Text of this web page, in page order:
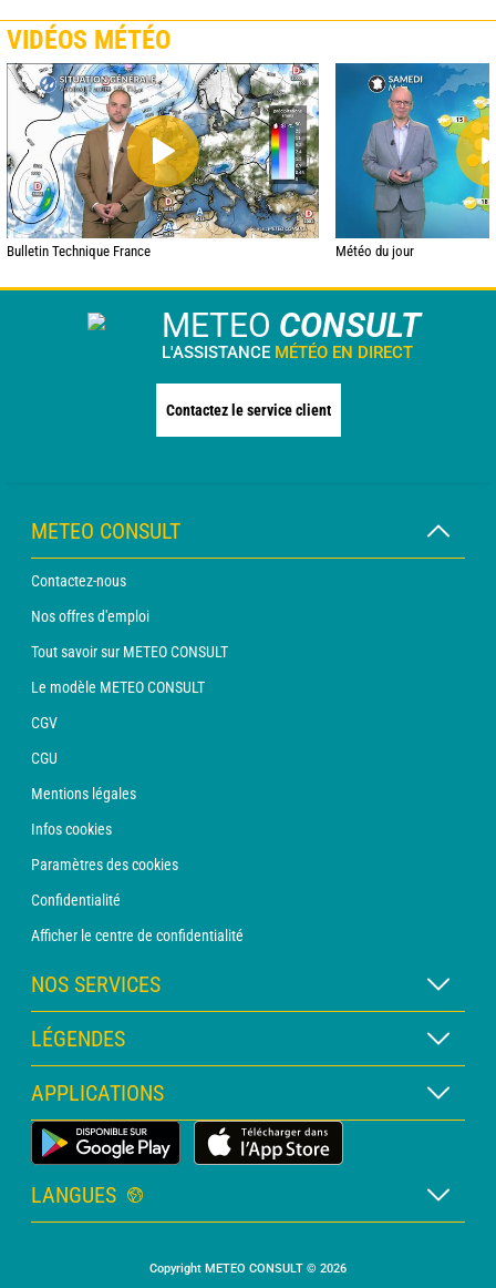
VIDÉOS MÉTÉO
Bulletin Technique France Météo du jour
METEO CONSULT
L'ASSISTANCE MÉTÉO EN DIRECT
Contactez le service client
METEO CONSULT
Contactez-nous
Nos offres d'emploi
Tout savoir sur METEO CONSULT
Le modèle METEO CONSULT
CGV
CGU
Mentions légales
Infos cookies
Paramètres des cookies
Confidentialité
Afficher le centre de confidentialité
NOS SERVICES
Abonnement METEO Xpert
Abonnement METEO PRO
Consultation avec un prévisionniste
Bulletin PRO
LÉGENDES
Légende des cartes
Légende des pictogrammes
Glossaire
APPLICATIONS
Application Météo Terrestre
LANGUES
Copyright METEO CONSULT © 2026